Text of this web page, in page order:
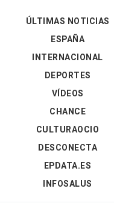
ÚLTIMAS NOTICIAS
ESPAÑA
INTERNACIONAL
DEPORTES
VÍDEOS
CHANCE
CULTURAOCIO
DESCONECTA
EPDATA.ES
INFOSALUS